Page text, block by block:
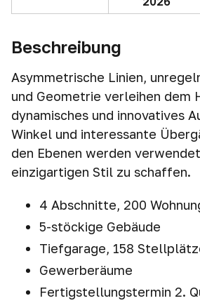
Beschreibung
Asymmetrische Linien,
und Geometrie verleihen dem
dynamisches und innovatives
Winkel und interessante
den Ebenen werden
einzigartigen Stil zu schaffen.
4 Abschnitte, 200
5-stöckige Gebäude
Tiefgarage, 158
Gewerberäume
Fertigstellungstermin 2.